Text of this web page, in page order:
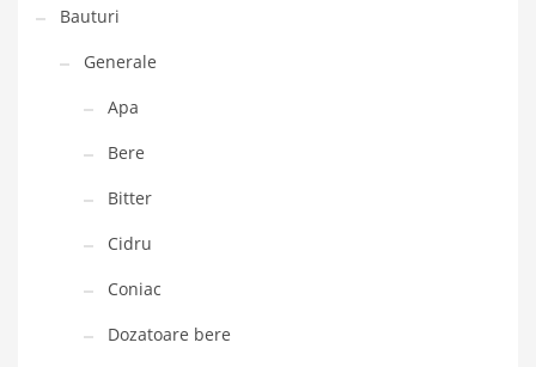
Bauturi
Generale
Apa
Bere
Bitter
Cidru
Coniac
Dozatoare bere